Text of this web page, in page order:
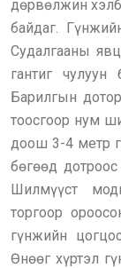
дөрвөлжин
байдаг.
Судалгааны
гантиг
Барилгын
тоосгоор нум
доош 3-4 метр
бөгөөд
Шилмүүст
торгоор
гүнжийн
Өнөөг хүртэл